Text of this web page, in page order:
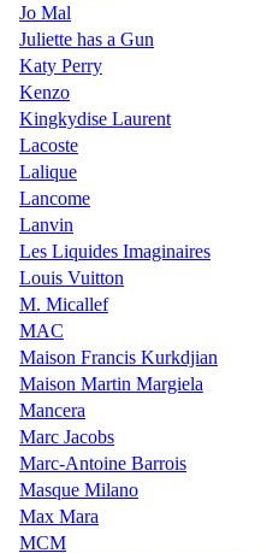
Jo Mal
Juliette has a Gun
Katy Perry
Kenzo
Kingkydise Laurent
Lacoste
Lalique
Lancome
Lanvin
Les Liquides Imaginaires
Louis Vuitton
M. Micallef
MAC
Maison Francis Kurkdjian
Maison Martin Margiela
Mancera
Marc Jacobs
Marc-Antoine Barrois
Masque Milano
Max Mara
MCM